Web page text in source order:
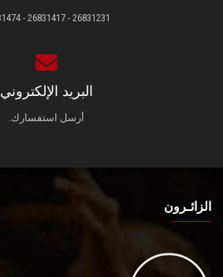
26831231 - 26831417 - 26831474
البريد الإلكتروني
أرسل استفسارك.
الزائـرون